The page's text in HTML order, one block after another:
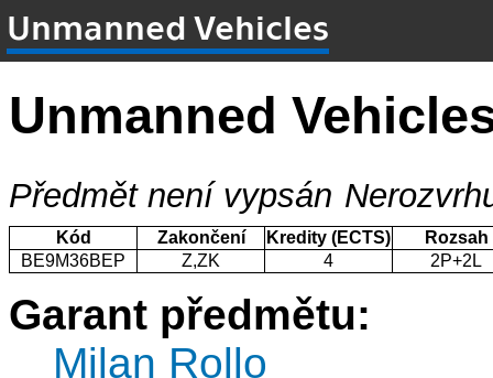
Unmanned Vehicles
Unmanned
Předmět není vypsán
Kód Zakončení Kredity (ECTS)
Rozsah
BE9M36BEP
Z,ZK 4 2P+2L
Garant předmětu:
Milan Rollo